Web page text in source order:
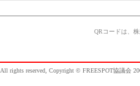
QRコードは、
All rights reserved, Copyright © FREESPOT協議会